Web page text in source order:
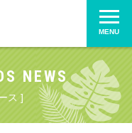
MENU
NEWS
ス ]